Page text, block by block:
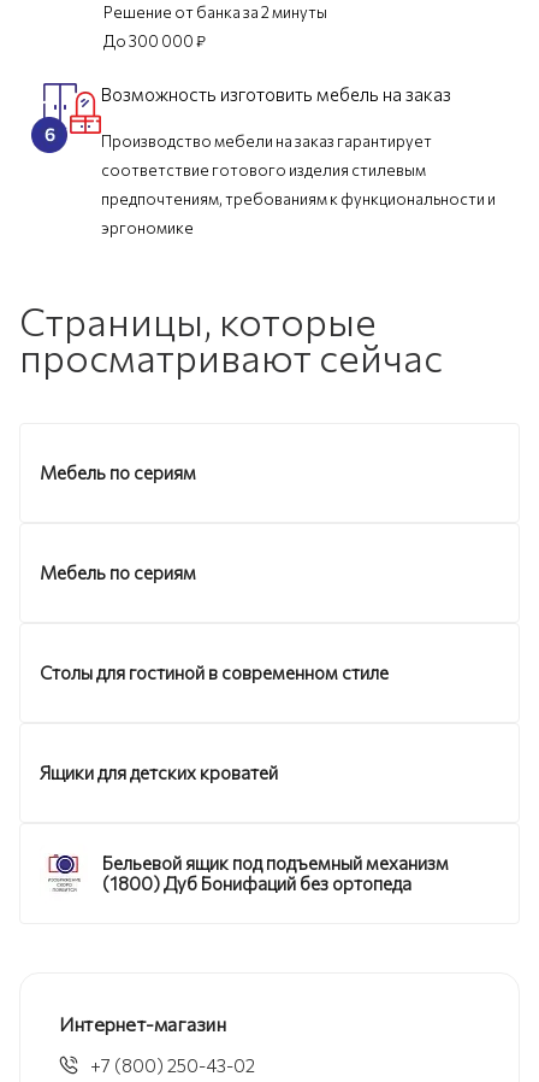
Решение от банка за 2 минуты
До 300 000 ₽
Возможность изготовить мебель на заказ
Производство мебели на заказ гарантирует
соответствие готового изделия стилевым
предпочтениям, требованиям к функциональности и
эргономике
Страницы, которые
просматривают сейчас
Мебель по сериям
Мебель по сериям
Столы для гостиной в современном стиле
Ящики для детских кроватей
Бельевой ящик под подъемный механизм
(1800) Дуб Бонифаций без ортопеда
Интернет-магазин
+7 (800) 250-43-02